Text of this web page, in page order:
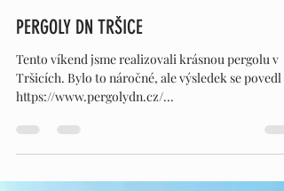
PERGOLY DN
14. 5. 2024
Minut čtení: 1
https://www.pergolydn.cz/...